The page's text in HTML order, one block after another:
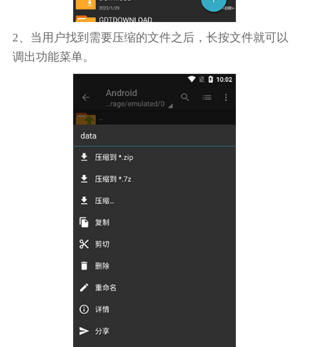
2、当用户找到需要压缩的文件之后，长按文件就可以
调出功能菜单。